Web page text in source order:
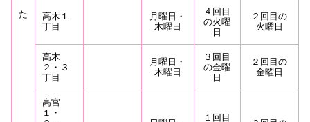
た
高木１
丁目
月曜日・
木曜日
４回目
の火曜
日
２回目の
火曜日
高木
２・３
丁目
月曜日・
木曜日
３回目
の金曜
日
２回目の
金曜日
高宮
１・
１回目